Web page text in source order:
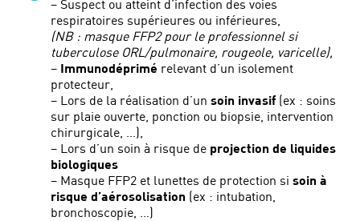
– Suspect ou atteint d’infection des voies
respiratoires supérieures ou inférieures,
(NB : masque FFP2 pour le professionnel si
tuberculose ORL/pulmonaire, rougeole, varicelle),
– Immunodéprimé relevant d’un isolement
protecteur,
– Lors de la réalisation d’un soin invasif (ex : soins
sur plaie ouverte, ponction ou biopsie, intervention
chirurgicale, …),
– Lors d’un soin à risque de projection de liquides
biologiques
– Masque FFP2 et lunettes de protection si soin à
risque d’aérosolisation (ex : intubation,
bronchoscopie, …)